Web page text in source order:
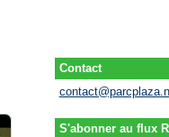
Contact
S'abonner au flux